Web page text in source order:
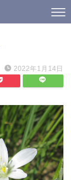
2022年1月14日